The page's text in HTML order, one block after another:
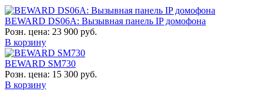
BEWARD DS06A: Вызывная панель IP домофона
Розн. цена: 23 900 руб.
В корзину
BEWARD SM730
Розн. цена: 15 300 руб.
В корзину